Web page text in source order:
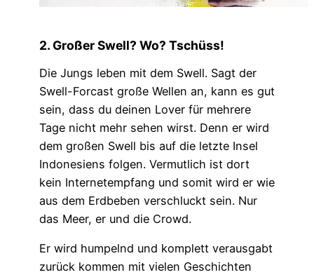
2. Großer Swell? Wo? Tschüss!
Die Jungs leben mit dem Swell. Sagt der
Swell-Forcast große Wellen an, kann es gut
sein, dass du deinen Lover für mehrere
Tage nicht mehr sehen wirst. Denn er wird
dem großen Swell bis auf die letzte Insel
Indonesiens folgen. Vermutlich ist dort
kein Internetempfang und somit wird er wie
aus dem Erdbeben verschluckt sein. Nur
das Meer, er und die Crowd.
Er wird humpelnd und komplett verausgabt
zurück kommen mit vielen Geschichten